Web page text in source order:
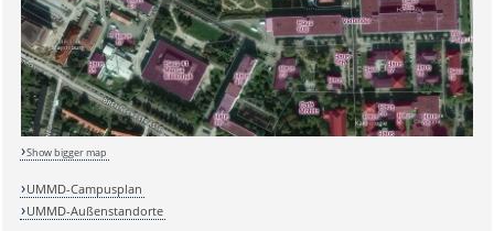
Sicherheitsabfrage:
Lösung:
Show bigger map
UMMD-Campusplan
UMMD-Außenstandorte